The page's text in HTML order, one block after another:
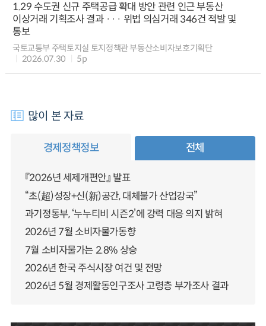
1.29 수도권 신규 주택공급 확대 방안 관련 인근 부동산
이상거래 기획조사 결과 ··· 위법 의심거래 346건 적발 및
통보
국토교통부 주택토지실 토지정책관 부동산소비자보호기획단
2026.07.30
5p
많이 본 자료
경제정책정보 전체
『2026년 세제개편안』 발표
“초(超)성장+신(新)공간, 대체불가 산업강국”
과기정통부, ‘누누티비 시즌2’에 강력 대응 의지 밝혀
2026년 7월 소비자물가동향
7월 소비자물가는 2.8% 상승
2026년 한국 주식시장 여건 및 전망
2026년 5월 경제활동인구조사 고령층 부가조사 결과